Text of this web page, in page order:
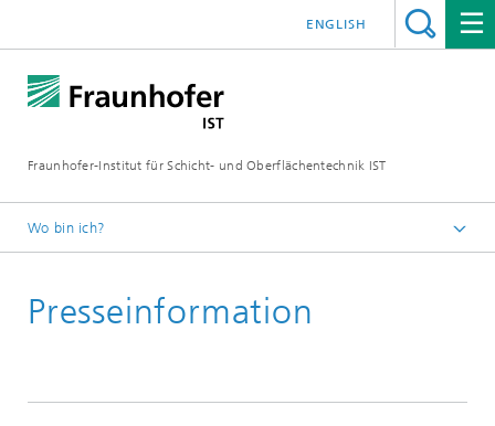
Fraunhofer-Institut für Schicht- und Oberflächentechnik IST
ENGLISH
Wo bin ich?
Presse | Publikationen
Presseinformation